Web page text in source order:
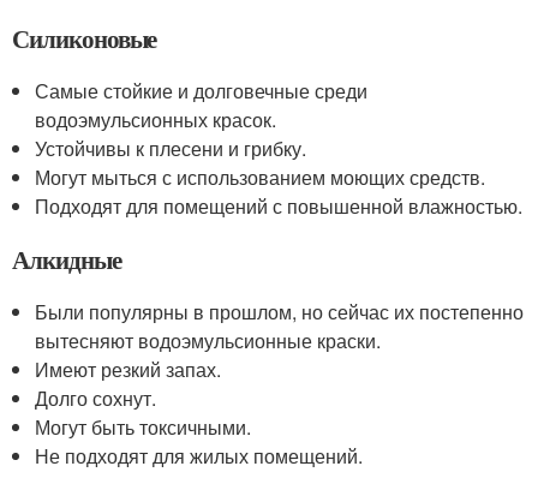
Силиконовые
Самые стойкие и долговечные среди
водоэмульсионных красок.
Устойчивы к плесени и грибку.
Могут мыться с использованием моющих средств.
Подходят для помещений с повышенной влажностью.
Алкидные
Были популярны в прошлом, но сейчас их постепенно
вытесняют водоэмульсионные краски.
Имеют резкий запах.
Долго сохнут.
Могут быть токсичными.
Не подходят для жилых помещений.